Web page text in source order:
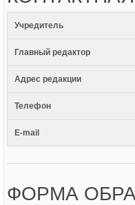
Учредитель
Главный редактор
Адрес редакции
Телефон
E-mail
ФОРМА